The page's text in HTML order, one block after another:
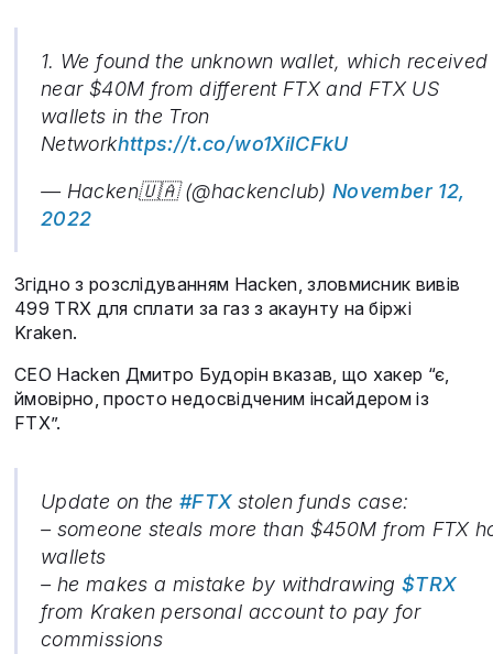
1. We found the unknown wallet, which received
near $40M from different FTX and FTX US
wallets in the Tron
Networkhttps://t.co/wo1XiICFkU
— Hacken🇺🇦 (@hackenclub) November 12,
2022
Згідно з розслідуванням Hacken, зловмисник вивів
499 TRX для сплати за газ з акаунту на біржі
Kraken.
СЕО Hacken Дмитро Будорін вказав, що хакер “є,
ймовірно, просто недосвідченим інсайдером із
FTX”.
Update on the#FTXstolen funds case:
– someone steals more than $450M from FTX
wallets
– he makes a mistake by withdrawing $TRX
from Kraken personal account to pay for
commissions